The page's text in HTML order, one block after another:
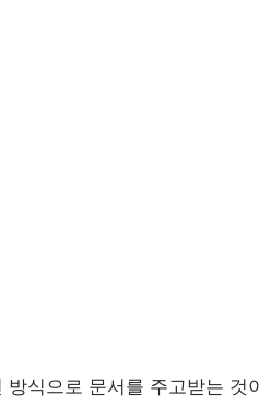
식으로 문서를 주고받는 것